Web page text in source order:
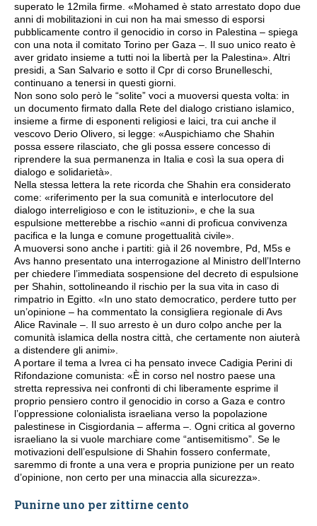
superato le 12mila firme. «Mohamed è stato arrestato dopo due
anni di mobilitazioni in cui non ha mai smesso di esporsi
pubblicamente contro il genocidio in corso in Palestina – spiega
con una nota il comitato Torino per Gaza –. Il suo unico reato è
aver gridato insieme a tutti noi la libertà per la Palestina». Altri
presidi, a San Salvario e sotto il Cpr di corso Brunelleschi,
continuano a tenersi in questi giorni.
Non sono solo però le “solite” voci a muoversi questa volta: in
un documento firmato dalla Rete del dialogo cristiano islamico,
insieme a firme di esponenti religiosi e laici, tra cui anche il
vescovo Derio Olivero, si legge: «Auspichiamo che Shahin
possa essere rilasciato, che gli possa essere concesso di
riprendere la sua permanenza in Italia e così la sua opera di
dialogo e solidarietà».
Nella stessa lettera la rete ricorda che Shahin era considerato
come: «riferimento per la sua comunità e interlocutore del
dialogo interreligioso e con le istituzioni», e che la sua
espulsione metterebbe a rischio «anni di proficua convivenza
pacifica e la lunga e comune progettualità civile».
A muoversi sono anche i partiti: già il 26 novembre, Pd, M5s e
Avs hanno presentato una interrogazione al Ministro dell’Interno
per chiedere l’immediata sospensione del decreto di espulsione
per Shahin, sottolineando il rischio per la sua vita in caso di
rimpatrio in Egitto. «In uno stato democratico, perdere tutto per
un’opinione – ha commentato la consigliera regionale di Avs
Alice Ravinale –. Il suo arresto è un duro colpo anche per la
comunità islamica della nostra città, che certamente non aiuterà
a distendere gli animi».
A portare il tema a Ivrea ci ha pensato invece Cadigia Perini di
Rifondazione comunista: «È in corso nel nostro paese una
stretta repressiva nei confronti di chi liberamente esprime il
proprio pensiero contro il genocidio in corso a Gaza e contro
l’oppressione colonialista israeliana verso la popolazione
palestinese in Cisgiordania – afferma –. Ogni critica al governo
israeliano la si vuole marchiare come “antisemitismo”. Se le
motivazioni dell’espulsione di Shahin fossero confermate,
saremmo di fronte a una vera e propria punizione per un reato
d’opinione, non certo per una minaccia alla sicurezza».
Punirne uno per zittirne cento